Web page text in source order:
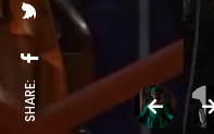
SHARE: